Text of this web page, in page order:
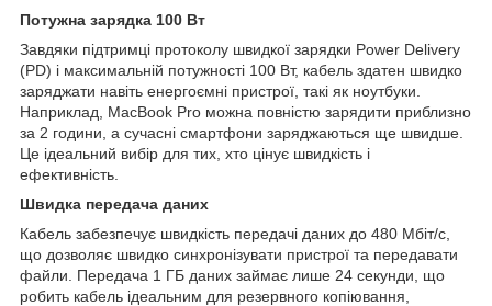
Потужна зарядка 100 Вт
Завдяки підтримці протоколу швидкої зарядки Power Delivery
(PD) і максимальній потужності 100 Вт, кабель здатен швидко
заряджати навіть енергоємні пристрої, такі як ноутбуки.
Наприклад, MacBook Pro можна повністю зарядити приблизно
за 2 години, а сучасні смартфони заряджаються ще швидше.
Це ідеальний вибір для тих, хто цінує швидкість і
ефективність.
Швидка передача даних
Кабель забезпечує швидкість передачі даних до 480 Мбіт/с,
що дозволяє швидко синхронізувати пристрої та передавати
файли. Передача 1 ГБ даних займає лише 24 секунди, що
робить кабель ідеальним для резервного копіювання,